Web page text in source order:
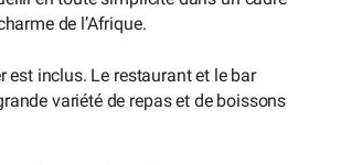
de l’Afrique.
est inclus. Le restaurant et le bar
variété de repas et de boissons